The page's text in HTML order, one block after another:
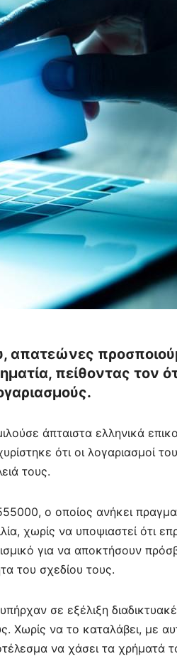
απατεώνες
πείθοντας τον
άπταιστα ελληνικά
ότι οι λογαριασμοί του
τους.
ο οποίος ανήκει
χωρίς να υποψιαστεί ότι
για να αποκτήσουν
του σχεδίου τους.
σε εξέλιξη
Χωρίς να το καταλάβει, με
να χάσει τα χρήματά